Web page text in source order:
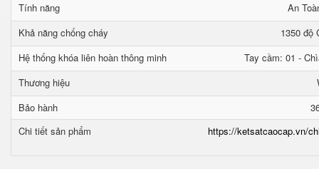
Tính năng
An
Khả năng chống cháy
1350 độ
Hệ thống khóa liên hoàn thông minh
Tay cầm: 01 -
Thương hiệu
Bảo hành
Chi tiết sản phẩm
https://ketsatcaocap.vn/